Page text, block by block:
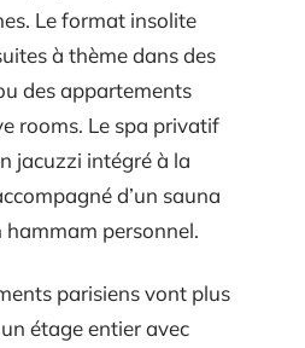
Le format insolite
à thème dans des
des appartements
rooms. Le spa privatif
jacuzzi intégré à la
d’un sauna
hammam personnel.
parisiens vont plus
étage entier avec